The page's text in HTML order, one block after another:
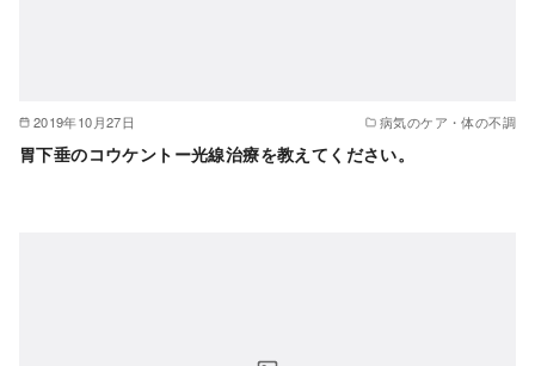
2019年10月27日 病気のケア・体の不調
胃下垂のコウケントー光線治療を教えてください。